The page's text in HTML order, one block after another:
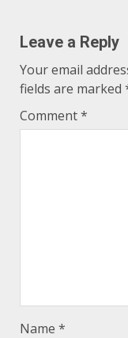
Leave a Reply
Your email
fields are marked
Comment*
Name *